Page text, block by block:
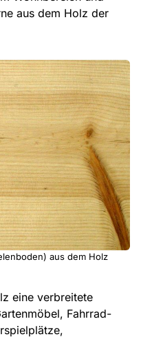
aus dem Holz der
aus dem Holz
eine verbreitete
Fahrrad-